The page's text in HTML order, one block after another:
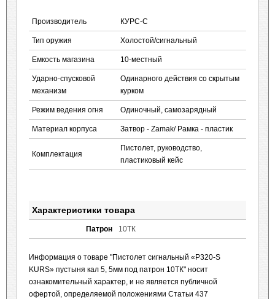
Производитель КУРС-С
Тип оружия Холостой/сигнальный
Емкость магазина 10-местный
Ударно-спусковой
механизм
Одинарного действия со скрытым
курком
Режим ведения огня Одиночный, самозарядный
Материал корпуса Затвор - Zamak/ Рамка - пластик
Комплектация
Пистолет, руководство,
пластиковый кейс
Характеристики товара
Патрон 10ТК
Информация о товаре "Пистолет сигнальный «P320-S
KURS» пустыня кал 5, 5мм под патрон 10ТК" носит
ознакомительный характер, и не является публичной
офертой, определяемой положениями Статьи 437